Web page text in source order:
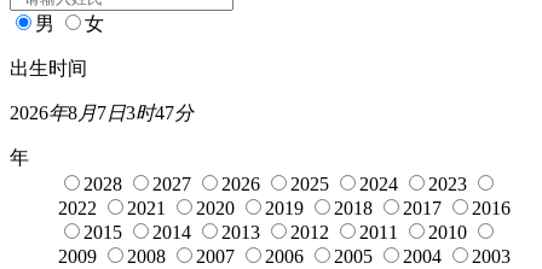
男 女
出生时间
2026年8月7日3时47分
年
2028
2027 2026 2025 2024
2023
2022
2021 2020 2019 2018 2017
2016
2015
2014 2013 2012 2011
2010
2009
2008 2007 2006 2005 2004
2003